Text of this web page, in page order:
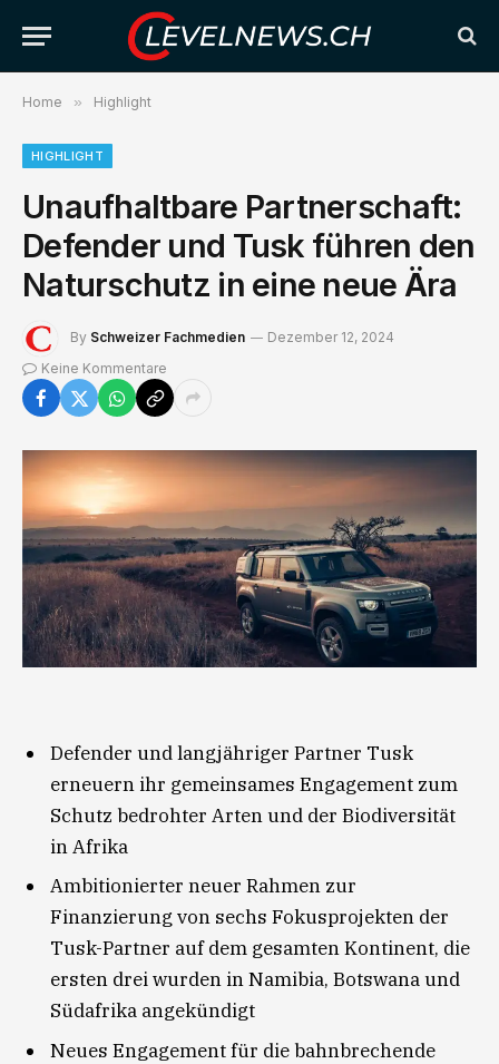
Home » Highlight
HIGHLIGHT
Unaufhaltbare Partnerschaft:
Defender und Tusk führen den
Naturschutz in eine neue Ära
By Schweizer Fachmedien
Dezember 12, 2024
Keine Kommentare
Defender und langjähriger Partner Tusk
erneuern ihr gemeinsames Engagement zum
Schutz bedrohter Arten und der Biodiversität
in Afrika
Ambitionierter neuer Rahmen zur
Finanzierung von sechs Fokusprojekten der
Tusk-Partner auf dem gesamten Kontinent, die
ersten drei wurden in Namibia, Botswana und
Südafrika angekündigt
Neues Engagement für die bahnbrechende